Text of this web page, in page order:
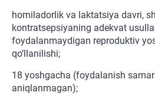
homiladorlik va laktatsiya davri,
kontratsepsiyaning adekvat
foydalanmaydigan reproduktiv
qo‘llanilishi;
18 yoshgacha (foydalanish
aniqlanmagan);